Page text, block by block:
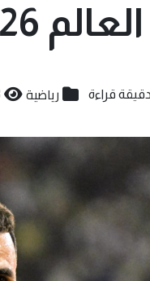
2026
رياضية